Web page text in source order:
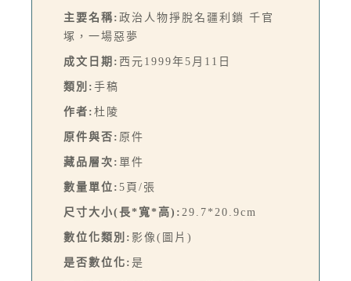
主要名稱: 政治人物掙脫名疆利鎖 千官
塚，一場惡夢
成文日期: 西元1999年5月11日
類別: 手稿
作者: 杜陵
原件與否: 原件
藏品層次: 單件
數量單位: 5頁/張
尺寸大小(長*寬*高): 29.7*20.9cm
數位化類別: 影像(圖片)
是否數位化: 是